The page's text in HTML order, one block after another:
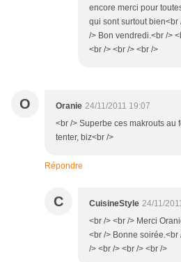
encore merci pour
qui sont surtout bien<br
/> Bon vendredi.<br />
<br /> <br /> <br />
O Oranie 24/11/2011 19:07
<br /> Superbe ces makrouts au
tenter, biz<br />
Répondre
C CuisineStyle 24/11/
<br /> <br /> Merci
<br /> Bonne soirée.<br
/> <br /> <br /> <br />